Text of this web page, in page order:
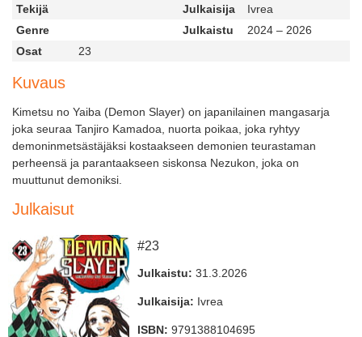
Tekijä Julkaisija
Ivrea
Genre
Julkaistu
2024 – 2026
Osat
23
Kuvaus
Kimetsu no Yaiba (Demon Slayer) on japanilainen mangasarja
joka seuraa Tanjiro Kamadoa, nuorta poikaa, joka ryhtyy
demoninmetsästäjäksi kostaakseen demonien teurastaman
perheensä ja parantaakseen siskonsa Nezukon, joka on
muuttunut demoniksi.
Julkaisut
#23
Julkaistu: 31.3.2026
Julkaisija: Ivrea
ISBN: 9791388104695